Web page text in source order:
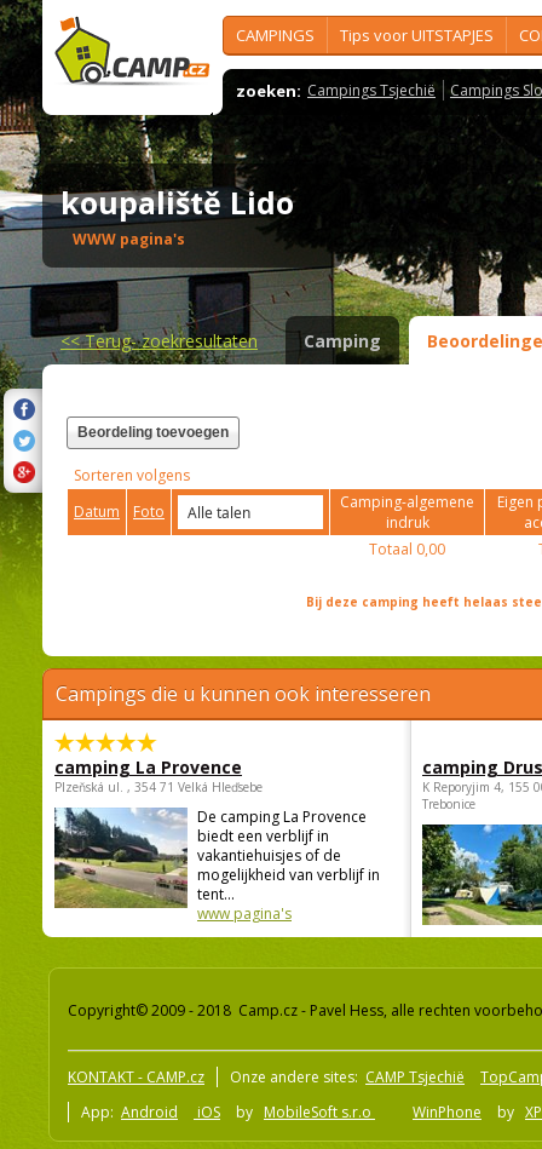
CAMPINGS Tips voor UITSTAPJES
zoeken: Campings Tsjechië Campings
koupaliště Lido
WWW pagina's
<<Terug- zoekresultaten Camping
Beordeling toevoegen
Sorteren volgens
Datum
Foto
Camping-algemene
indruk
Eigen
Totaal 0,00
Bij deze camping heeft helaas
Campings die u kunnen ook interesseren
camping La Provence
Plzeňská ul. , 354 71 Velká Hleďsebe
De camping La Provence
biedt een verblijf in
vakantiehuisjes of de
mogelijkheid van verblijf in
tent...
www pagina's
camping
K Reporyjim 4, 155
Trebonice
Copyright© 2009 - 2018 Camp.cz - Pavel Hess, alle rechten
KONTAKT - CAMP.cz Onze andere sites: CAMP Tsjechië
App: Android iOS by MobileSoft s.r.o WinPhone by